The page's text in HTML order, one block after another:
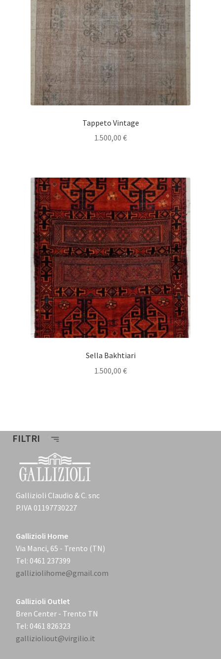
Tappeto Vintage
1.500,00 €
Sella Bakhtiari
1.500,00 €
FILTRI
Gallizioli Claudio & C. snc
P.IVA 01197730227
Gallizioli Home
Via Manci, 65 - Trento (TN)
Tel: 0461 237399
galliziolihome@gmail.com
Gallizioli Outlet
Bren Center - Trento TN
Tel: 0461 826323
gallizioliout@virgilio.it